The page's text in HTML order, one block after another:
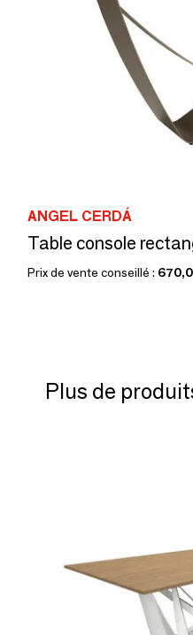
ANGEL CERDÁ
Prix de vente conseillé :
Plus de